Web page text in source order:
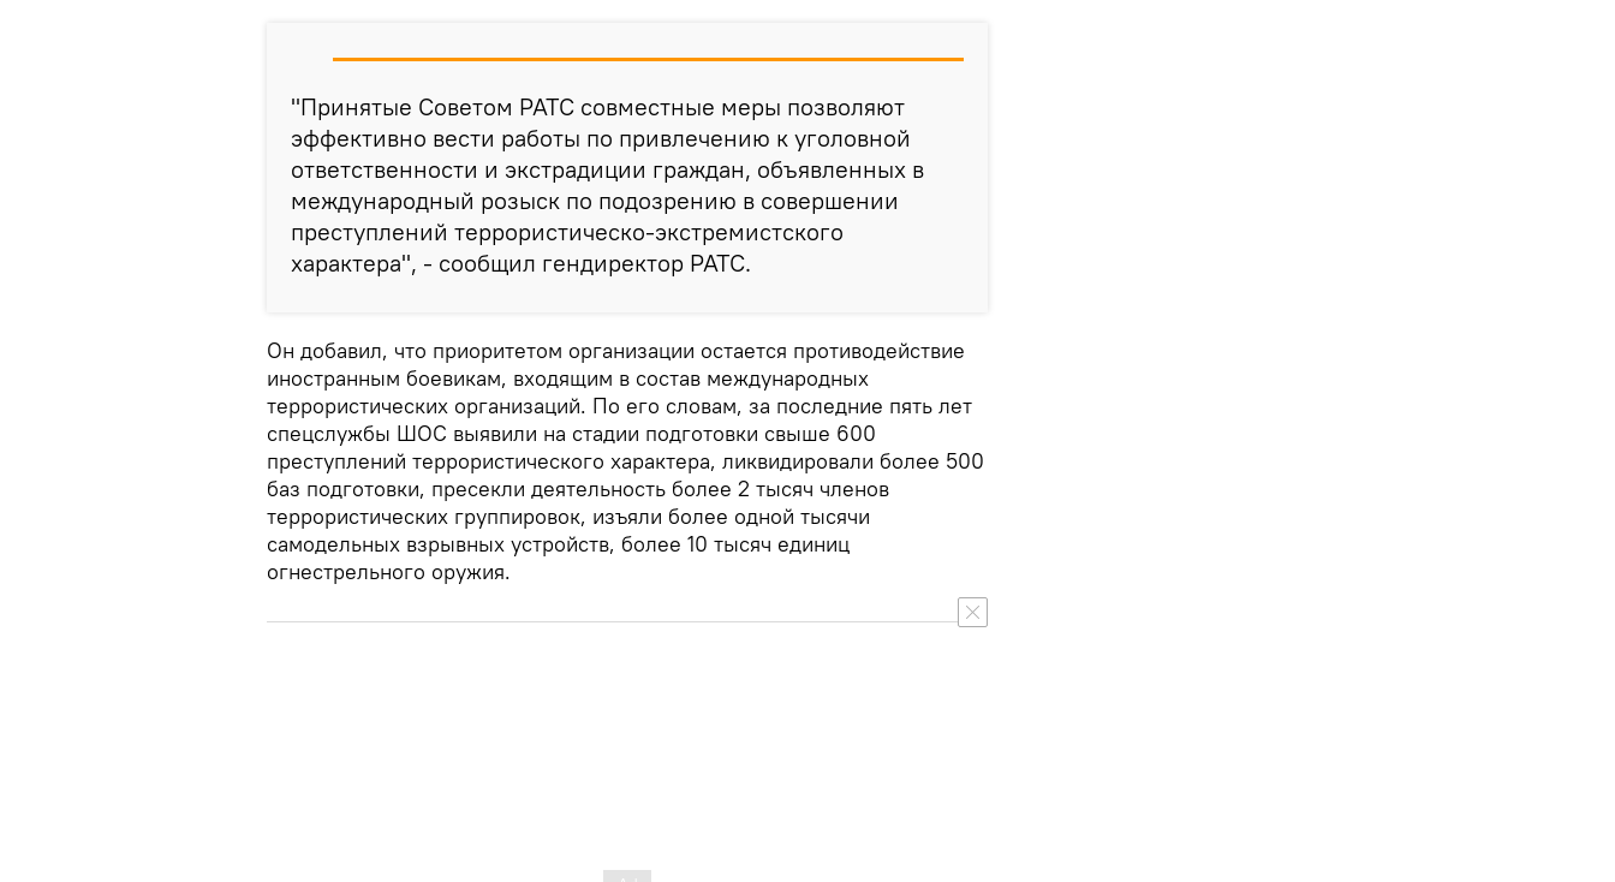
"Принятые Советом РАТС совместные меры позволяют
эффективно вести работы по привлечению к уголовной
ответственности и экстрадиции граждан, объявленных в
международный розыск по подозрению в совершении
преступлений террористическо-экстремистского
характера", - сообщил гендиректор РАТС.
Он добавил, что приоритетом организации остается противодействие
иностранным боевикам, входящим в состав международных
террористических организаций. По его словам, за последние пять лет
спецслужбы ШОС выявили на стадии подготовки свыше 600
преступлений террористического характера, ликвидировали более 500
баз подготовки, пресекли деятельность более 2 тысяч членов
террористических группировок, изъяли более одной тысячи
самодельных взрывных устройств, более 10 тысяч единиц
огнестрельного оружия.